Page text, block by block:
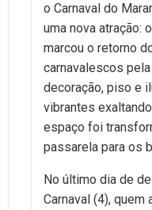
o Carnaval do
uma nova atração:
marcou o retorno
carnavalescos
decoração, piso e
vibrantes
espaço foi
passarela para os
No último dia de
Carnaval (4),